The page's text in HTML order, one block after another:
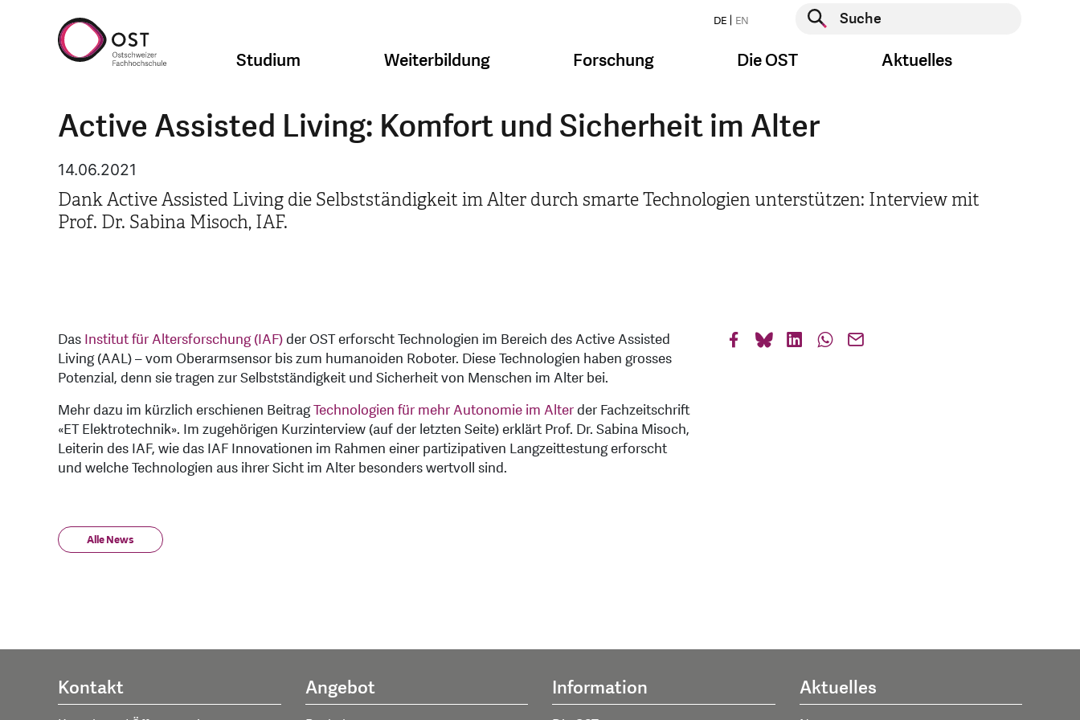
DE EN
Suche starten
Studium Weiterbildung Forschung Die OST Aktuelles
Active Assisted Living: Komfort und Sicherheit im Alter
14.06.2021
Dank Active Assisted Living die Selbstständigkeit im Alter durch smarte Technologien unterstützen: Interview mit
Prof. Dr. Sabina Misoch, IAF.
Das Institut für Altersforschung (IAF)der OST erforscht Technologien im Bereich des Active Assisted
Living (AAL) – vom Oberarmsensor bis zum humanoiden Roboter. Diese Technologien haben grosses
Potenzial, denn sie tragen zur Selbstständigkeit und Sicherheit von Menschen im Alter bei.
Mehr dazu im kürzlich erschienen BeitragTechnologien für mehr Autonomie im Alterder Fachzeitschrift
«ET Elektrotechnik». Im zugehörigen Kurzinterview (auf der letzten Seite) erklärt Prof. Dr. Sabina Misoch,
Leiterin des IAF, wie das IAF Innovationen im Rahmen einer partizipativen Langzeittestung erforscht
und welche Technologien aus ihrer Sicht im Alter besonders wertvoll sind.
Alle News
Kontakt Angebot Information Aktuelles